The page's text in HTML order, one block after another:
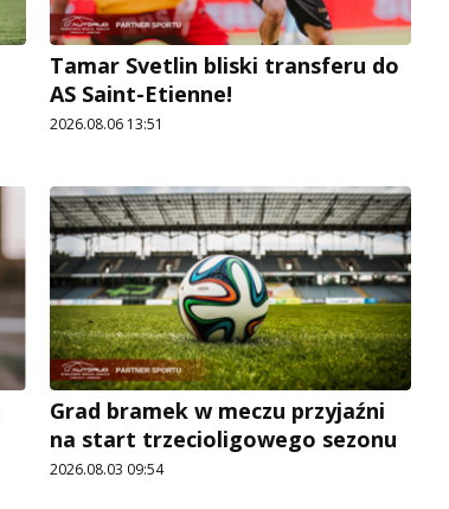
Tamar Svetlin bliski transferu do
AS Saint-Etienne!
2026.08.06 13:51
Grad bramek w meczu przyjaźni
na start trzecioligowego sezonu
2026.08.03 09:54